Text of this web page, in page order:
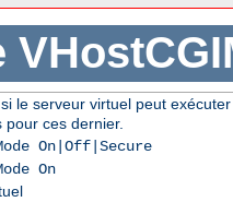
le serveur virtuel peut
pour ces dernier.
On|Off|Secure
On